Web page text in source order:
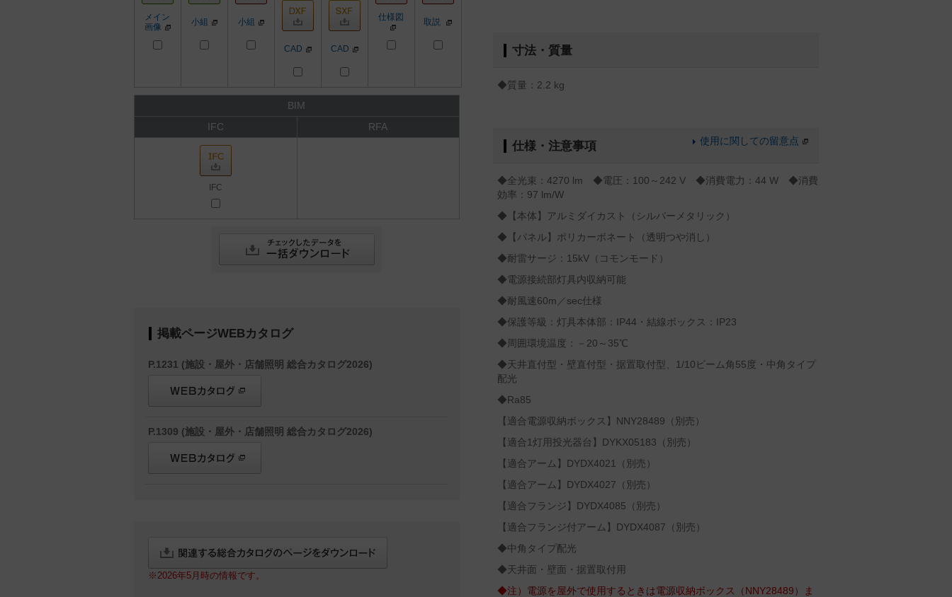
メイン
画像
小組 小組 仕様図 取説
CAD CAD
BIM
IFC
RFA
IFC
掲載ページWEBカタログ
P.1231 (施設・屋外・店舗照明 総合カタログ2026)
P.1309 (施設・屋外・店舗照明 総合カタログ2026)
※2026年5月時の情報です。
寸法・質量
◆質量：2.2 kg
仕様・注意事項 使用に関しての留意点
◆全光束：4270 lm ◆電圧：100～242 V ◆消費電力：44 W ◆消費
効率：97 lm/W
◆【本体】アルミダイカスト（シルバーメタリック）
◆【パネル】ポリカーボネート（透明つや消し）
◆耐雷サージ：15kV（コモンモード）
◆電源接続部灯具内収納可能
◆耐風速60m／sec仕様
◆保護等級：灯具本体部：IP44・結線ボックス：IP23
◆周囲環境温度：－20～35℃
◆天井直付型・壁直付型・据置取付型、1/10ビーム角55度・中角タイプ
配光
◆Ra85
【適合電源収納ボックス】NNY28489（別売）
【適合1灯用投光器台】DYKX05183（別売）
【適合アーム】DYDX4021（別売）
【適合アーム】DYDX4027（別売）
【適合フランジ】DYDX4085（別売）
【適合フランジ付アーム】DYDX4087（別売）
◆中角タイプ配光
◆天井面・壁面・据置取付用
◆注）電源を屋外で使用するときは電源収納ボックス（NNY28489）ま